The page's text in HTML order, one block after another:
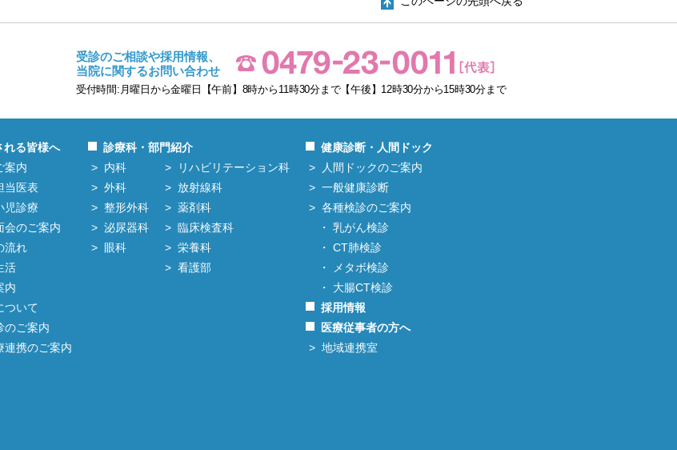
受診のご相談や採用情報、
当院に関するお問い合わせ
受付時間:月曜日から金曜日【午前】8時から11時30分まで【午後】12時30分から15時30分まで
れる皆様へ
案内
当医表
児診療
会のご案内
流れ
活
内
ついて
のご案内
連携のご案内
診療科・部門紹介
内科
外科
整形外科
泌尿器科
眼科
リハビリテーション科
放射線科
薬剤科
臨床検査科
栄養科
看護部
健康診断・人間ドック
人間ドックのご案内
一般健康診断
各種検診のご案内
乳がん検診
CT肺検診
メタボ検診
大腸CT検診
採用情報
医療従事者の方へ
地域連携室